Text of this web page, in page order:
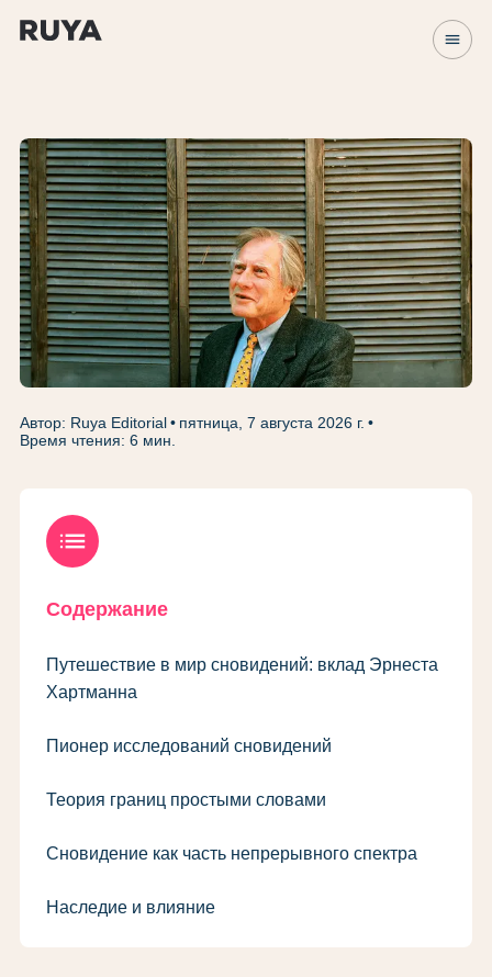
menu
Автор: Ruya Editorial
пятница, 7 августа 2026 г.
Время чтения: 6 мин.
list
Содержание
Путешествие в мир сновидений: вклад Эрнеста
Хартманна
Пионер исследований сновидений
Теория границ простыми словами
Сновидение как часть непрерывного спектра
Наследие и влияние